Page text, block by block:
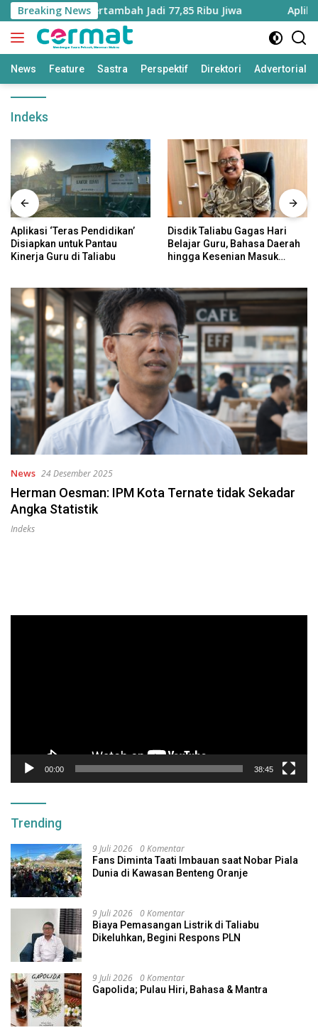
Langsung
ke
konten
Breaking News
Utara Bertambah Jadi 77,85 Ribu Jiwa Aplikasi
News Feature Sastra Perspektif Direktori Advertorial
Indeks
Aplikasi ‘Teras Pendidikan’
Disiapkan untuk Pantau
Kinerja Guru di Taliabu
Disdik Taliabu Gagas Hari
Belajar Guru, Bahasa Daerah
hingga Kesenian Masuk
News 24 Desember 2025
Herman Oesman: IPM Kota Ternate tidak Sekadar
Angka Statistik
Indeks
00:00 38:45
Trending
9 Juli 2026 0 Komentar
Fans Diminta Taati Imbauan saat Nobar Piala
Dunia di Kawasan Benteng Oranje
9 Juli 2026 0 Komentar
Biaya Pemasangan Listrik di Taliabu
Dikeluhkan, Begini Respons PLN
9 Juli 2026 0 Komentar
Gapolida; Pulau Hiri, Bahasa & Mantra